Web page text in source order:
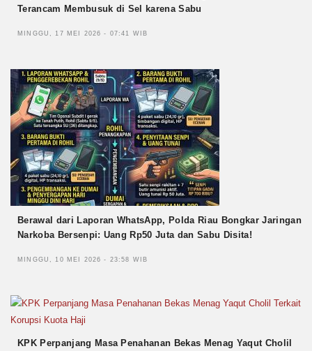
Terancam Membusuk di Sel karena Sabu
MINGGU, 17 MEI 2026 - 07:41 WIB
Berawal dari Laporan WhatsApp, Polda Riau Bongkar Jaringan
Narkoba Bersenpi: Uang Rp50 Juta dan Sabu Disita!
MINGGU, 10 MEI 2026 - 23:58 WIB
KPK Perpanjang Masa Penahanan Bekas Menag Yaqut Cholil